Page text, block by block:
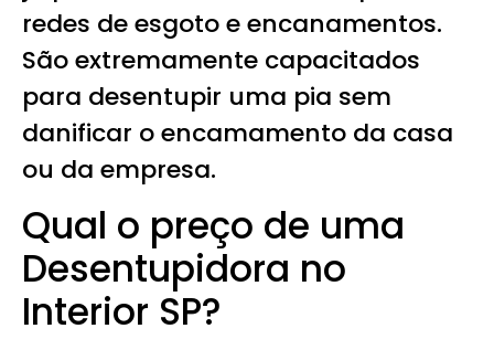
redes de esgoto e encanamentos.
São extremamente capacitados
para desentupir uma pia sem
danificar o encamamento da casa
ou da empresa.
Qual o preço de uma
Desentupidora no
Interior SP?